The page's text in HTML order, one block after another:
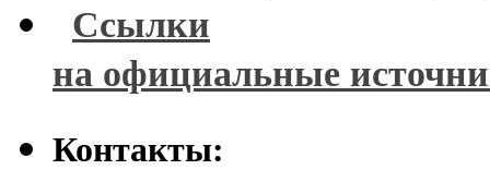
Ссылки
на официальные
Контакты: